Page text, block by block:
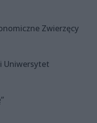
Zwierzęcy
Uniwersytet